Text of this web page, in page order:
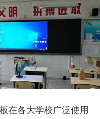
在各大学校广泛使用